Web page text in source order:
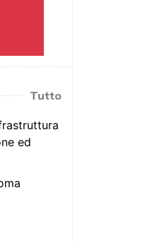
Tutto
ed